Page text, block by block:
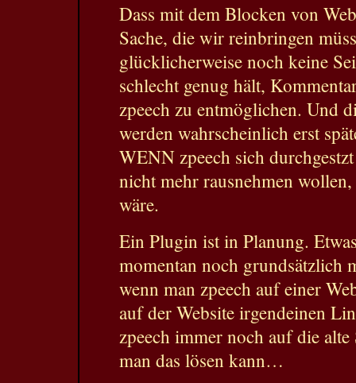
Dass mit dem Blocken von
Sache, die wir reinbringen
glücklicherweise noch keine
schlecht genug hält,
zpeech zu entmöglichen. Und
werden wahrscheinlich erst
WENN zpeech sich
nicht mehr rausnehmen
wäre.
Ein Plugin ist in Planung.
momentan noch
wenn man zpeech auf einer
auf der Website irgendeinen
zpeech immer noch auf die
man das lösen kann…